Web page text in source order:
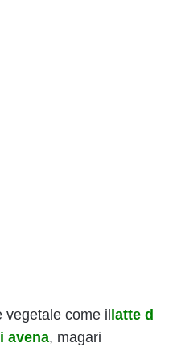
come il latte d
avena, magari